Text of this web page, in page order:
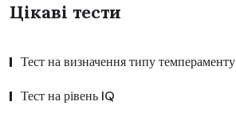
Цікаві тести
Тест на визначення типу темпераменту
Тест на рівень IQ